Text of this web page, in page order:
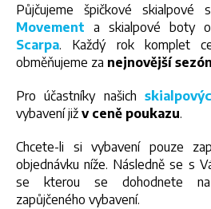
Půjčujeme špičkové skialpové
Movement a skialpové boty
Scarpa. Každý rok komplet
obměňujeme za nejnovější
Pro účastníky našich
vybavení již v ceně poukazu.
Chcete-li si vybavení pouze
objednávku níže. Následně se s
se kterou se dohodnete na
zapůjčeného vybavení.